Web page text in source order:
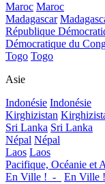
Maroc Maroc
Madagascar
République
Démocratique du
Togo Togo
Asie
Indonésie Indonésie
Kirghizistan
Sri Lanka Sri Lanka
Népal Népal
Laos Laos
Pacifique, Océanie et
En Ville !_-_
En Ville